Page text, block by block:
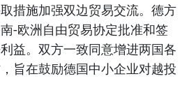
措施加强双边贸易交流。德方
-欧洲自由贸易协定批准和签
益。双方一致同意增进两国各
旨在鼓励德国中小企业对越投